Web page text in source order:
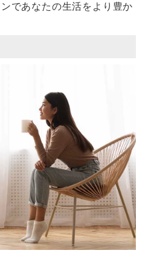
であなたの生活をより豊か